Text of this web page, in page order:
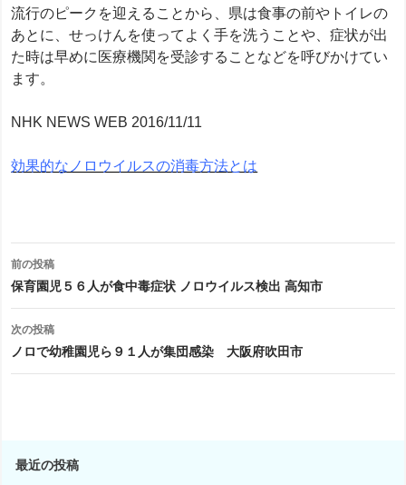
流行のピークを迎えることから、県は食事の前やトイレの
あとに、せっけんを使ってよく手を洗うことや、症状が出
た時は早めに医療機関を受診することなどを呼びかけてい
ます。
NHK NEWS WEB 2016/11/11
効果的なノロウイルスの消毒方法とは
投
稿
ナ
ビ
ョ
前の投稿
保育園児５６人が食中毒症状 ノロウイルス検出 高知市
次の投稿
ノロで幼稚園児ら９１人が集団感染 大阪府吹田市
最近の投稿